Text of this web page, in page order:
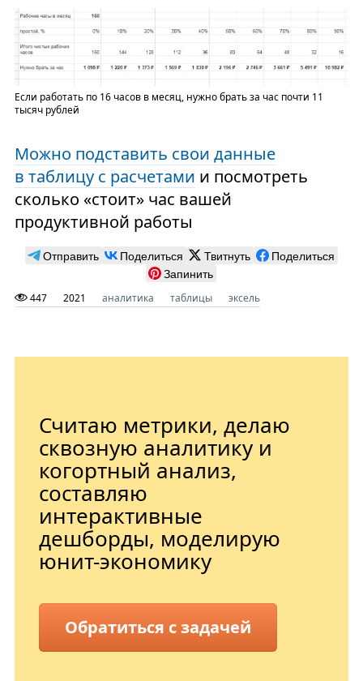
Если работать по 16 часов в месяц, нужно брать за час почти 11
тысяч рублей
Можно подставить свои данные
в таблицу с расчетами и посмотреть
сколько «стоит» час вашей
продуктивной работы
Отправить Поделиться Твитнуть
Поделиться
Запинить
447 2021 аналитика таблицы эксель
Считаю метрики, делаю
сквозную аналитику и
когортный анализ,
составляю
интерактивные
дешборды, моделирую
юнит-экономику
Обратиться с задачей